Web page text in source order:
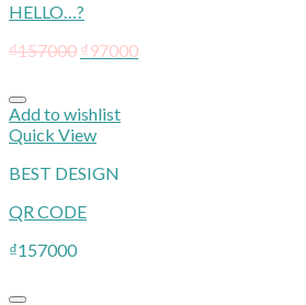
HELLO…?
₫157000 ₫97000
Add to wishlist
Quick View
BEST DESIGN
QR CODE
₫157000